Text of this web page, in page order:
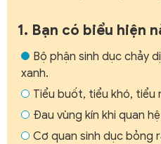
1. Bạn có biểu hiện
Bộ phận sinh dục chảy
xanh.
Tiểu buốt, tiểu khó, tiểu
Đau vùng kín khi quan
Cơ quan sinh dục bỏng